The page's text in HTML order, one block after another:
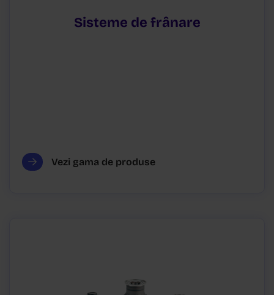
Sisteme de frânare
Vezi gama de produse